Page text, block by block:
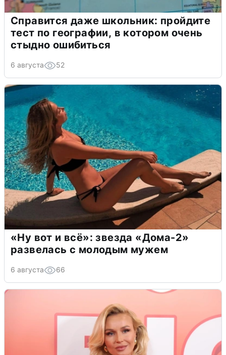
Справится даже школьник: пройдите
тест по географии, в котором очень
стыдно ошибиться
6 августа 52
«Ну вот и всё»: звезда «Дома-2»
развелась с молодым мужем
6 августа 66